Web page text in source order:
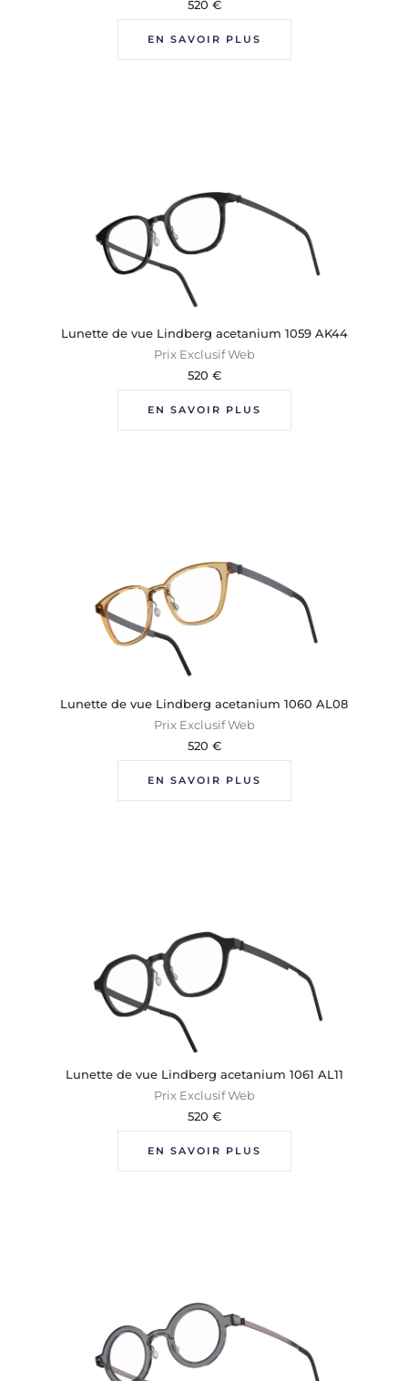
520 €
EN SAVOIR PLUS
Lunette de vue Lindberg acetanium 1059 AK44
Prix Exclusif Web
520 €
EN SAVOIR PLUS
Lunette de vue Lindberg acetanium 1060 AL08
Prix Exclusif Web
520 €
EN SAVOIR PLUS
Lunette de vue Lindberg acetanium 1061 AL11
Prix Exclusif Web
520 €
EN SAVOIR PLUS